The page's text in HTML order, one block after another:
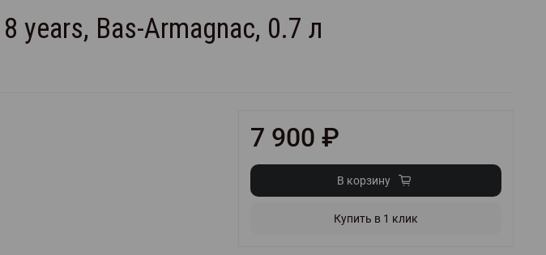
years, Bas-Armagnac, 0.7 л
7 900 ₽
В корзину
Купить в 1 клик